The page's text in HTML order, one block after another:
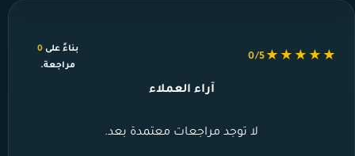
★★★★★
0/5
بناءً على 0
مراجعة.
آراء العملاء
لا توجد مراجعات معتمدة بعد.